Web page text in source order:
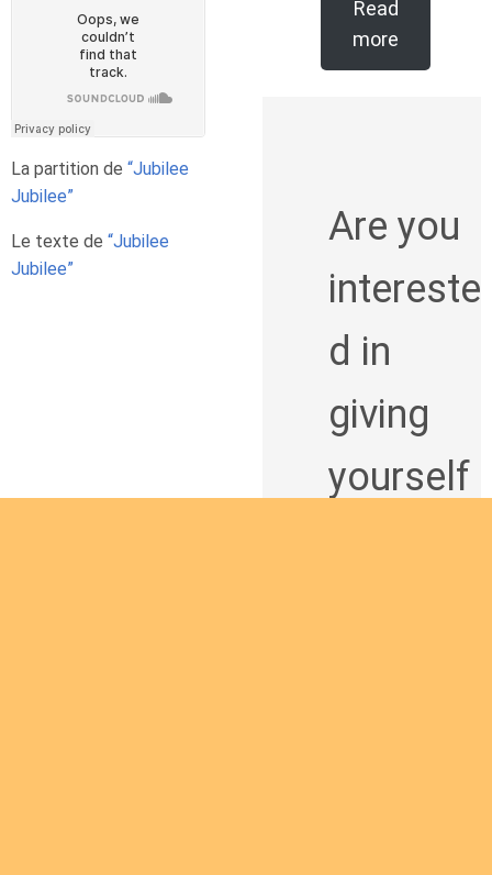
La partition de “Jubilee
Jubilee”
Le texte de “Jubilee
Jubilee”
Read
more
Are you
intereste
d in
giving
yourself